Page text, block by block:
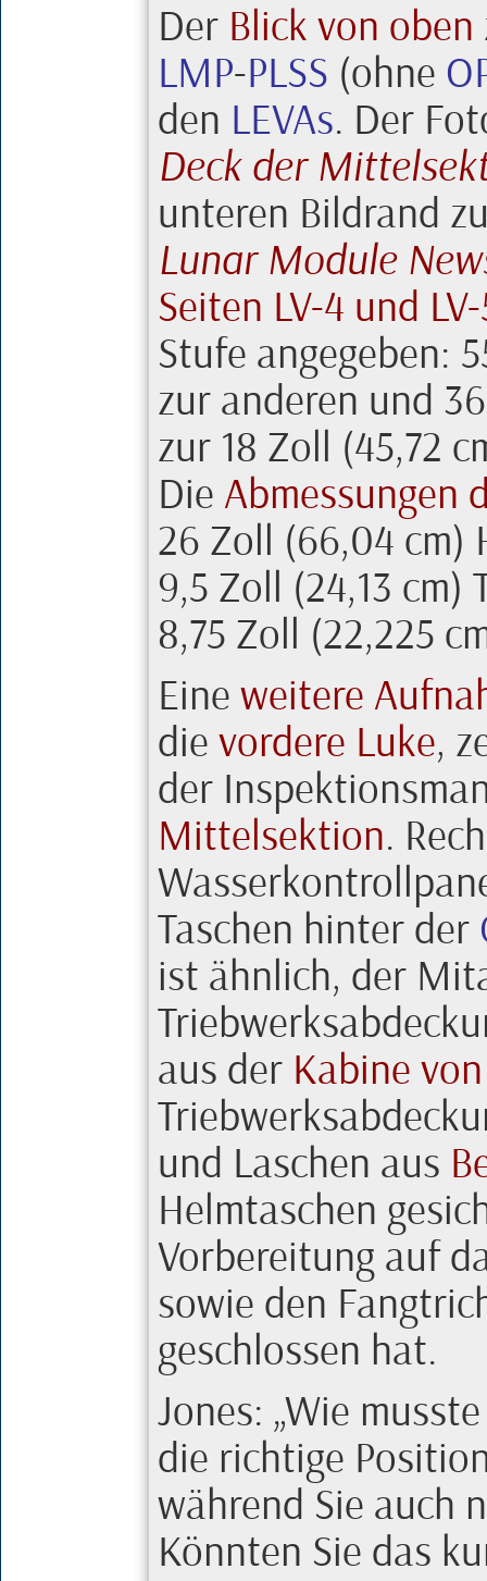
Der Blick von oben
LMP-PLSS (ohne
den LEVAs. Der
Deck der
unteren Bildrand
Lunar Module
Seiten LV-4 und
Stufe angegeben:
zur anderen und
zur 18 Zoll (45,72
Die Abmessungen
26 Zoll (66,04 cm)
9,5 Zoll (24,13 cm)
8,75 Zoll (22,225
Eine weitere
die vordere Luke,
der
Mittelsektion.
Taschen hinter der
ist ähnlich, der
aus der Kabine
und Laschen aus
Helmtaschen
Vorbereitung auf
sowie den
geschlossen hat.
Jones: Wie
die richtige
während Sie auch
Könnten Sie das